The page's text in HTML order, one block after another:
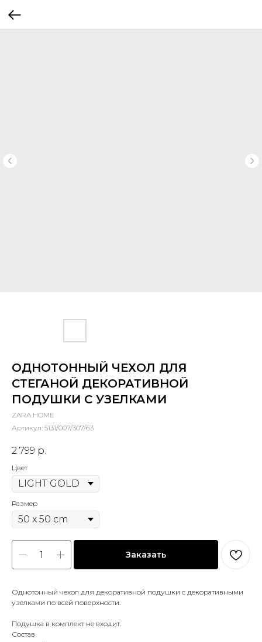
ОДНОТОННЫЙ ЧЕХОЛ ДЛЯ
СТЕГАНОЙ ДЕКОРАТИВНОЙ
ПОДУШКИ С УЗЕЛКАМИ
ZARA HOME
Артикул: 5131/007/307/63
2 799 р.
Цвет
Размер
Заказать
Однотонный чехол для декоративной подушки с декоративными
узелками по всей поверхности.
Подушка в комплект не входит.
Состав